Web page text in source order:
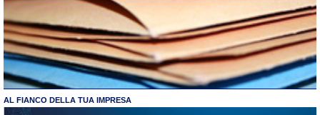
AL FIANCO DELLA TUA IMPRESA